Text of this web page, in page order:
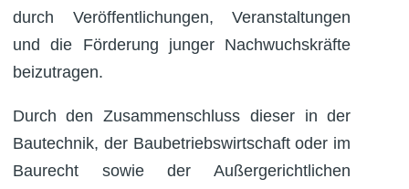
durch Veröffentlichungen, Veranstaltungen
und die Förderung junger Nachwuchskräfte
beizutragen.
Durch den Zusammenschluss dieser in der
Bautechnik, der Baubetriebswirtschaft oder im
Baurecht sowie der Außergerichtlichen